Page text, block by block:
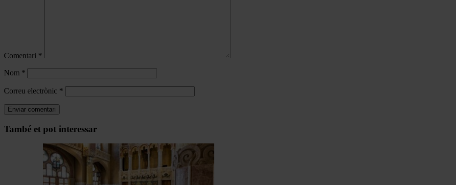
Comentari *
Nom *
Correu electrònic *
Navegar
També et pot interessar